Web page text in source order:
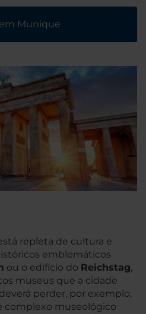
Munique
repleta de cultura e
emblemáticos
ou o edifício do Reichstag,
museus que a cidade
perder, por exemplo,
complexo museológico